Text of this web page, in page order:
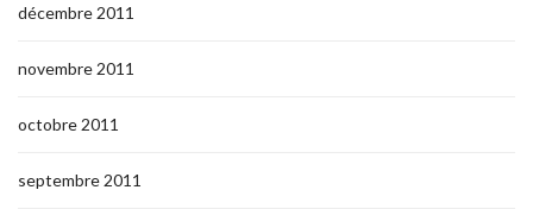
décembre 2011
novembre 2011
octobre 2011
septembre 2011